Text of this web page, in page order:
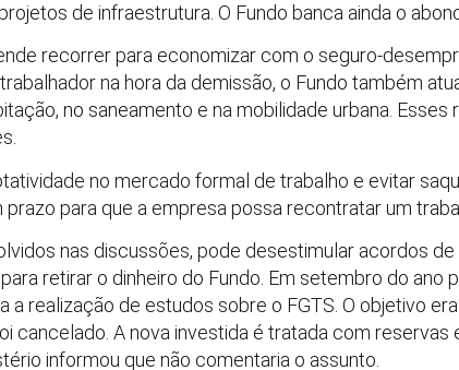
de infraestrutura. O Fundo banca ainda o
recorrer para economizar com o seguro-
na hora da demissão, o Fundo também
no saneamento e na mobilidade urbana.
no mercado formal de trabalho e evitar
para que a empresa possa recontratar um
nas discussões, pode desestimular acordos
retirar o dinheiro do Fundo. Em setembro do ano
a realização de estudos sobre o FGTS. O objetivo
cancelado. A nova investida é tratada com reservas
informou que não comentaria o assunto.